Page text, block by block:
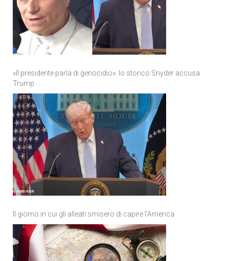
«Il presidente parla di genocidio»: lo storico Snyder accusa
Trump
Il giorno in cui gli alleati smisero di capire l’America